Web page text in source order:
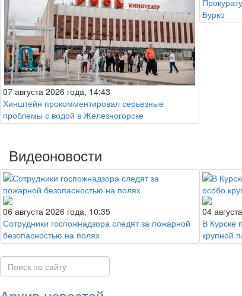
07 августа 2026 года, 14:43
Хинштейн прокомментировал серьезные
проблемы с водой в Железногорске
Бурко
Видеоновости
06 августа 2026 года, 10:35
Сотрудники госпожнадзора следят за пожарной
безопасностью на полях
04
В Курске
крупной